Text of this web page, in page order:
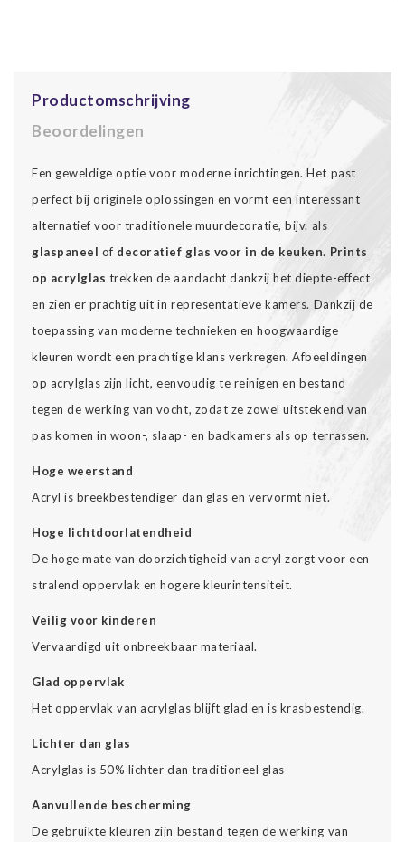
Productomschrijving
Beoordelingen
Een geweldige optie voor moderne inrichtingen. Het past
perfect bij originele oplossingen en vormt een interessant
alternatief voor traditionele muurdecoratie, bijv. als
glaspaneel of decoratief glas voor in de keuken. Prints
op acrylglas trekken de aandacht dankzij het diepte-effect
en zien er prachtig uit in representatieve kamers. Dankzij de
toepassing van moderne technieken en hoogwaardige
kleuren wordt een prachtige klans verkregen. Afbeeldingen
op acrylglas zijn licht, eenvoudig te reinigen en bestand
tegen de werking van vocht, zodat ze zowel uitstekend van
pas komen in woon-, slaap- en badkamers als op terrassen.
Hoge weerstand
Acryl is breekbestendiger dan glas en vervormt niet.
Hoge lichtdoorlatendheid
De hoge mate van doorzichtigheid van acryl zorgt voor een
stralend oppervlak en hogere kleurintensiteit.
Veilig voor kinderen
Vervaardigd uit onbreekbaar materiaal.
Glad oppervlak
Het oppervlak van acrylglas blijft glad en is krasbestendig.
Lichter dan glas
Acrylglas is 50% lichter dan traditioneel glas
Aanvullende bescherming
De gebruikte kleuren zijn bestand tegen de werking van